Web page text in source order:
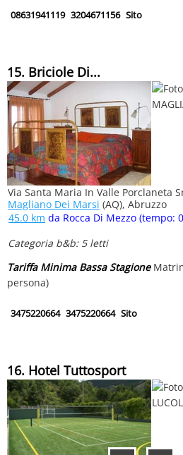
08631941119 3204671156 Sito
15. Briciole Di...
Via Santa Maria In Valle Porclaneta
Magliano Dei Marsi (AQ), Abruzzo
45.0 km da Rocca Di Mezzo (tempo:
Categoria b&b: 5 letti
Tariffa Minima Bassa Stagione
persona)
3475220664 3475220664 Sito
16. Hotel Tuttosport